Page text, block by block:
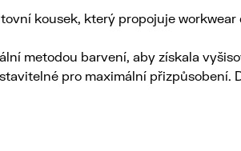
kousek, který propojuje workwear
metodou barvení, aby získala
pro maximální přizpůsobení.